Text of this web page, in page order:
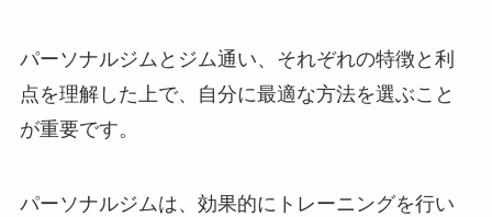
パーソナルジムとジム通い、それぞれの特徴と利
点を理解した上で、自分に最適な方法を選ぶこと
が重要です。
パーソナルジムは、効果的にトレーニングを行い